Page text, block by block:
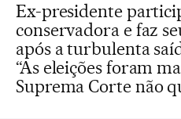
Ex-presidente
conservadora e faz
após a turbulenta
“As eleições foram
Suprema Corte não